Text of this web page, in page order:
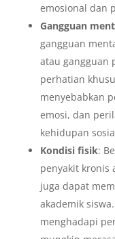
emosional dan
Gangguan
gangguan
atau gangguan
perhatian
menyebabkan
emosi, dan
kehidupan
Kondisi fisik:
penyakit kronis
juga dapat
akademik
menghadapi